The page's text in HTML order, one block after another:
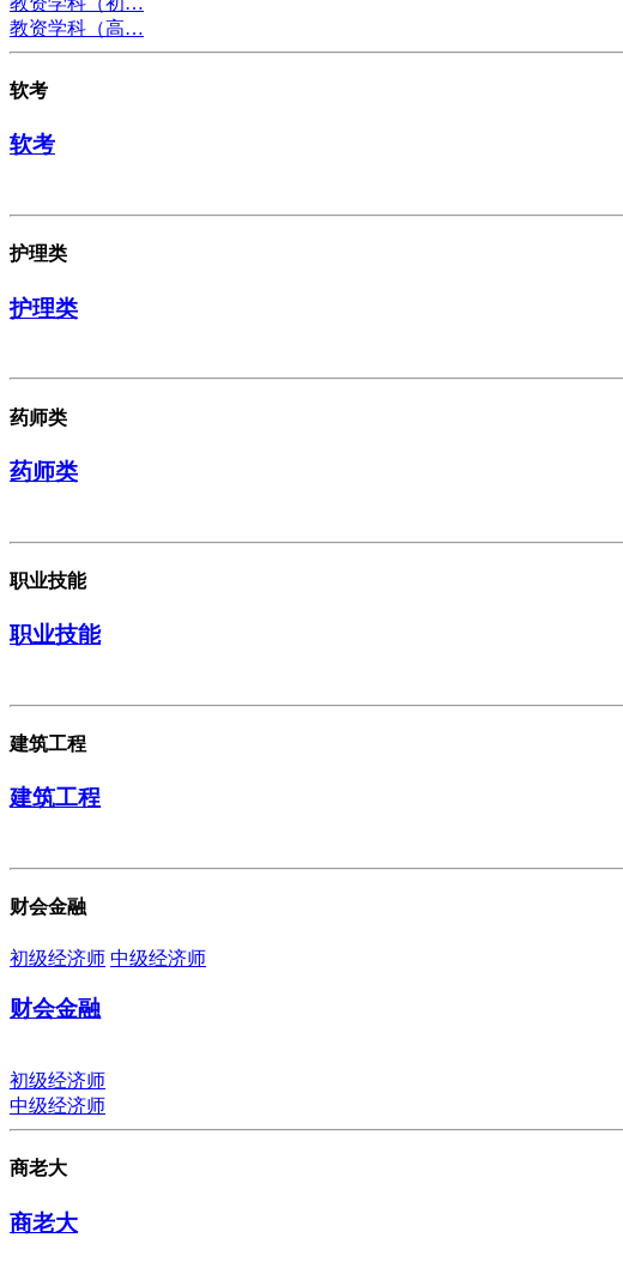
教资学科（高…
软考
软考
护理类
护理类
药师类
药师类
职业技能
职业技能
建筑工程
建筑工程
财会金融
初级经济师 中级经济师
财会金融
初级经济师
中级经济师
商老大
商老大